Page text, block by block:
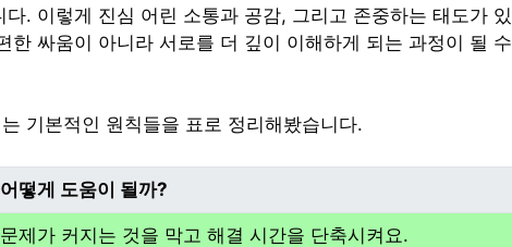
다. 이렇게 진심 어린 소통과 공감, 그리고 존중하는 태도가 있
한 싸움이 아니라 서로를 더 깊이 이해하게 되는 과정이 될 수
기본적인 원칙들을 표로 정리해봤습니다.
어떻게 도움이 될까?
문제가 커지는 것을 막고 해결 시간을 단축시켜요.